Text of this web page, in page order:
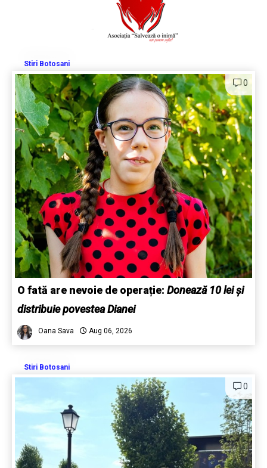
Stiri Botosani
0
O fată are nevoie de operație: Donează 10 lei și
distribuie povestea Dianei
Oana Sava Aug 06, 2026
Stiri Botosani
0